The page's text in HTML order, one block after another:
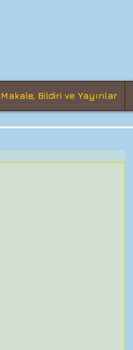
Makale, Bildiri ve Yayınlar